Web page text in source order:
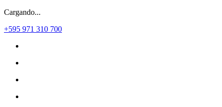
Cargando...
+595 971 310 700